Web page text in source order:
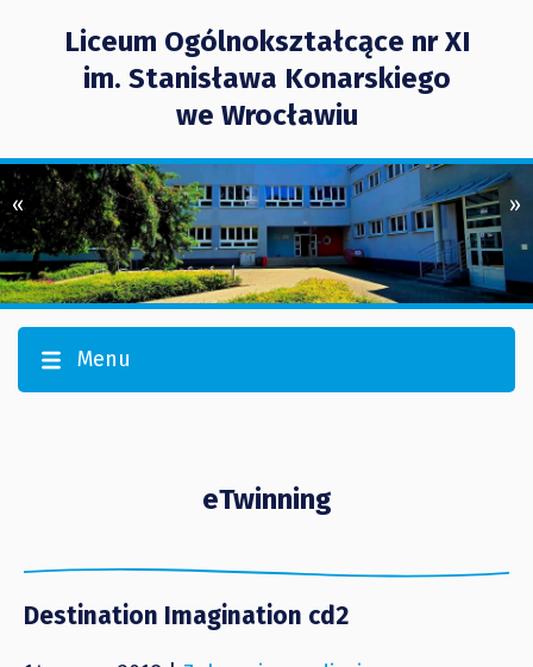
Liceum Ogólnokształcące nr XI
im. Stanisława Konarskiego
we Wrocławiu
« »
Menu
eTwinning
Destination Imagination cd2